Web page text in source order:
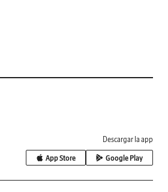
Descargar la app
App Store Google Play